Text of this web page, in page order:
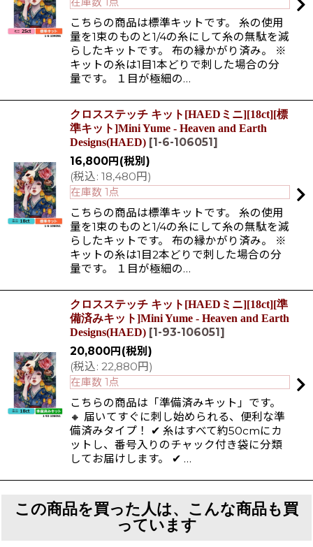
こちらの商品は標準キットです。 糸の使用
量を1束のものと1/4の糸にして糸の無駄を減
らしたキットです。 布の縁かがり済み。 ※
キットの糸は1目1本どりで刺した場合の分
量です。 １目が極細の…
クロスステッチ キット[HAEDミニ][18ct][標
準キット]Mini Yume - Heaven and Earth
Designs(HAED) [1-6-106051]
16,800円(税別)
(税込: 18,480円)
在庫数 1点
こちらの商品は標準キットです。 糸の使用
量を1束のものと1/4の糸にして糸の無駄を減
らしたキットです。 布の縁かがり済み。 ※
キットの糸は1目2本どりで刺した場合の分
量です。 １目が極細の…
クロスステッチ キット[HAEDミニ][18ct][準
備済みキット]Mini Yume - Heaven and Earth
Designs(HAED) [1-93-106051]
20,800円(税別)
(税込: 22,880円)
在庫数 1点
こちらの商品は「準備済みキット」です。
🔸 届いてすぐに刺し始められる、便利な準
備済みタイプ！ ✔ 糸はすべて約50cmにカ
ットし、番号入りのチャック付き袋に分類
してお届けします。 ✔ …
この商品を買った人は、こんな商品も買
っています